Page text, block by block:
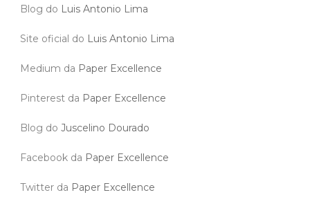
Blog do Luis Antonio Lima
Site oficial do Luis Antonio Lima
Medium da Paper Excellence
Pinterest da Paper Excellence
Blog do Juscelino Dourado
Facebook da Paper Excellence
Twitter da Paper Excellence